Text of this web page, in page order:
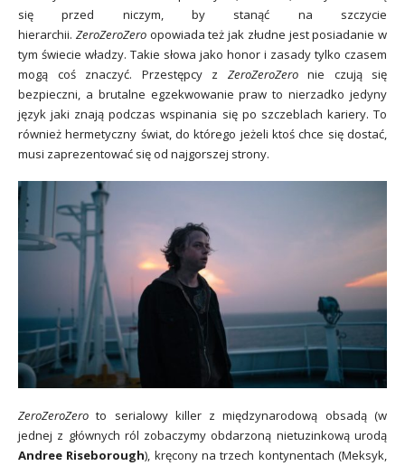
się przed niczym, by stanąć na szczycie
hierarchii. ZeroZeroZero opowiada też jak złudne jest posiadanie w
tym świecie władzy. Takie słowa jako honor i zasady tylko czasem
mogą coś znaczyć. Przestępcy z ZeroZeroZero nie czują się
bezpieczni, a brutalne egzekwowanie praw to nierzadko jedyny
język jaki znają podczas wspinania się po szczeblach kariery. To
również hermetyczny świat, do którego jeżeli ktoś chce się dostać,
musi zaprezentować się od najgorszej strony.
ZeroZeroZeroto serialowy killer z międzynarodową obsadą (w
jednej z głównych ról zobaczymy obdarzoną nietuzinkową urodą
Andree Riseborough), kręcony na trzech kontynentach (Meksyk,